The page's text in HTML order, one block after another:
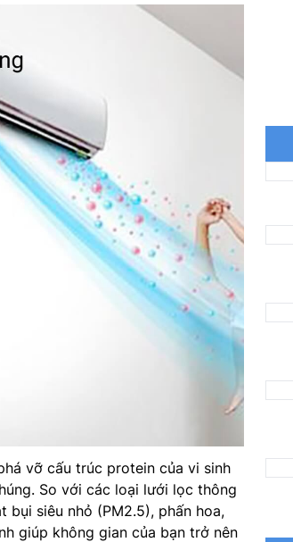
vỡ cấu trúc protein của vi sinh
So với các loại lưới lọc thông
siêu nhỏ (PM2.5), phấn hoa,
giúp không gian của bạn trở nên